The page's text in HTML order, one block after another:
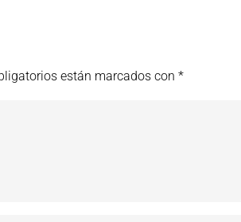
están marcados con *